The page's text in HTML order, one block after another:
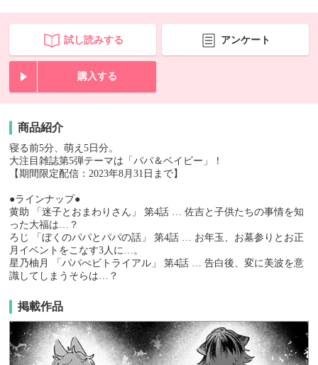
試し読みする アンケート
購入する
商品紹介
寝る前5分、萌え5日分。
大注目雑誌第5弾テーマは「パパ＆ベイビー」！
【期間限定配信：2023年8月31日まで】
●ラインナップ●
黄助 「迷子とおまわりさん」 第4話 … 佐吉と子供たちの事情を知
った大福は…？
ろじ 「ぼくのパパとパパの話」 第4話 … お年玉、お墓参りとお正
月イベントをこなす3人に…。
星乃柚月 「パパべビトライアル」 第4話 … 告白後、変に美波を意
識してしまうそらは…？
掲載作品